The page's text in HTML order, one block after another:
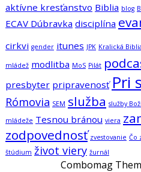
aktívne kresťanstvo Biblia blog
ECAV Dúbravka disciplína
cirkvi gender itunes JPK Kralická
mládež modlitba MoS Pilát
presbyter pripravenosť Pri
Rómovia SEM služba služby
mládeže Tesnou bránou viera
zodpovednosť zvestovanie Čo
štúdium život viery žurnál
Combomag